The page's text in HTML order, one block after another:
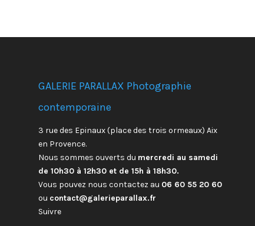
GALERIE PARALLAX Photographie
contemporaine
3 rue des Epinaux (place des trois ormeaux) Aix
en Provence.
Nous sommes ouverts du mercredi au samedi
de 10h30 à 12h30 et de 15h à 18h30.
Vous pouvez nous contactez au 06 60 55 20 60
ou contact@galerieparallax.fr
Suivre